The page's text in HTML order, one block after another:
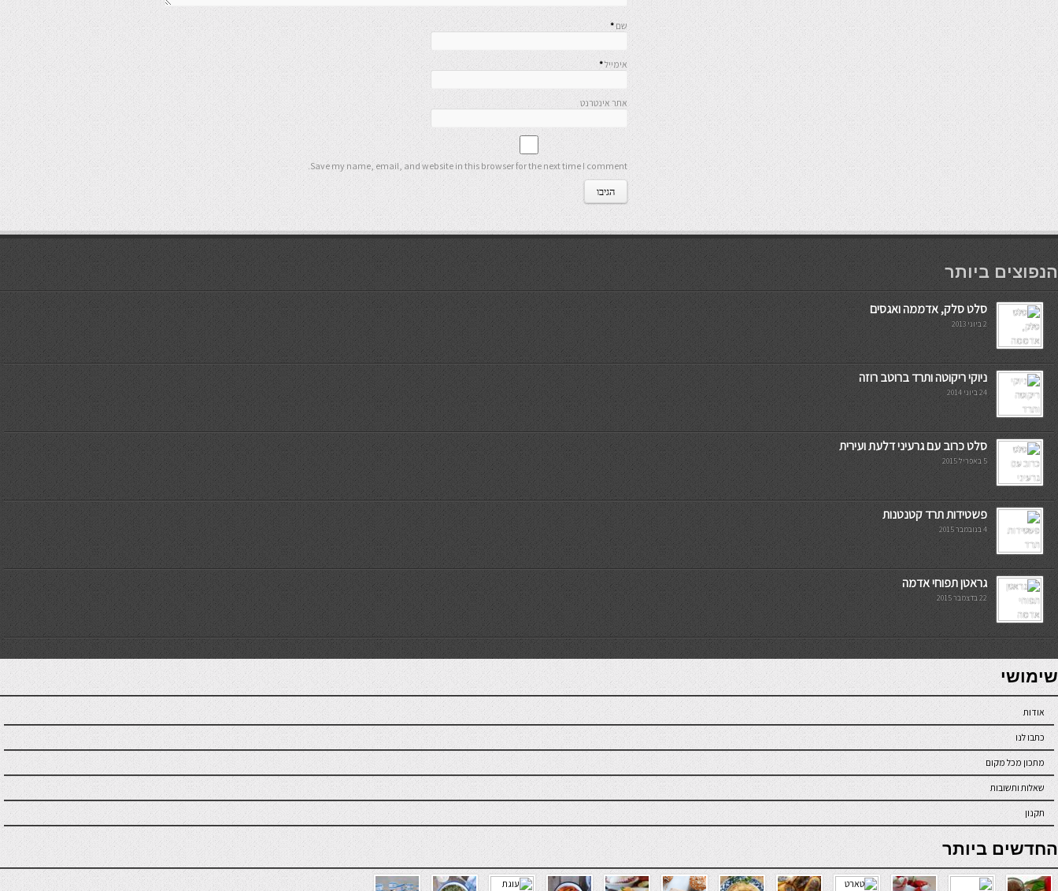
שם *
אימייל*
אתר אינטרנט
Save my name, email, and website in this browser for the next time I comment.
мостбет кг
הנפוצים ביותר
סלט סלק, אדממה ואגסים
2 ביוני 2013
ניוקי ריקוטה ותרד ברוטב רוזה
24 ביוני 2014
סלט כרוב עם גרעיני דלעת ועירית
5 באפריל 2015
פשטידות תרד קטנטנות
4 בנובמבר 2015
גראטן תפוחי אדמה
22 בדצמבר 2015
7slots
seriöse online casinos österreich
שימושי
אודות
כתבו לנו
מתכון מכל מקום
שאלות ותשובות
תקנון
online casino
החדשים ביותר